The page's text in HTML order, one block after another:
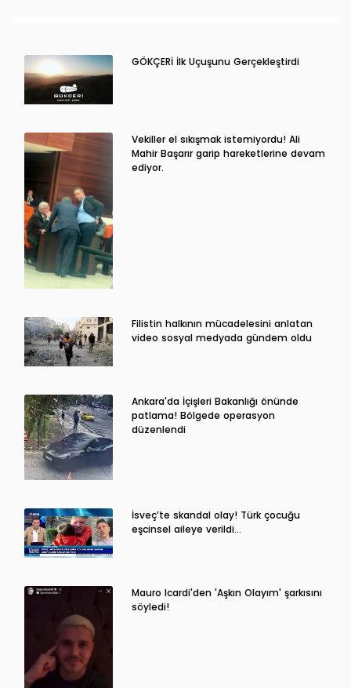
GÖKÇERİ İlk Uçuşunu Gerçekleştirdi
Vekiller el sıkışmak istemiyordu! Ali
Mahir Başarır garip hareketlerine devam
ediyor.
Filistin halkının mücadelesini anlatan
video sosyal medyada gündem oldu
Ankara'da İçişleri Bakanlığı önünde
patlama! Bölgede operasyon
düzenlendi
İsveç’te skandal olay! Türk çocuğu
eşcinsel aileye verildi…
Mauro Icardi'den 'Aşkın Olayım' şarkısını
söyledi!